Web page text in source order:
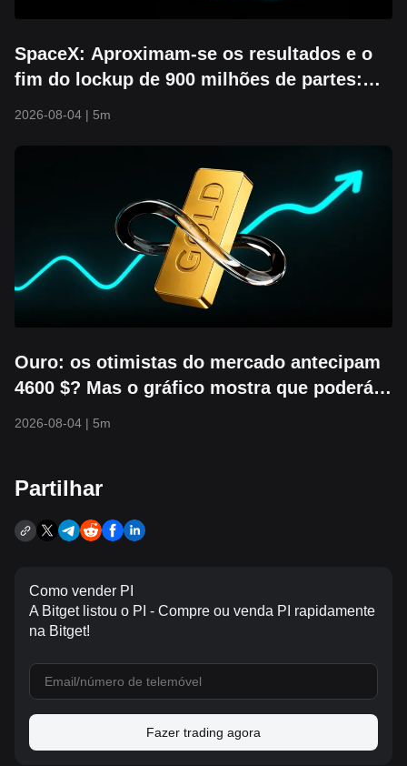
SpaceX: Aproximam-se os resultados e o
fim do lockup de 900 milhões de partes:
2026-08-04 | 5m
Ouro: os otimistas do mercado antecipam
4600 $? Mas o gráfico mostra que poderá
2026-08-04 | 5m
Partilhar
Como vender PI
A Bitget listou o PI - Compre ou venda PI rapidamente
na Bitget!
Fazer trading agora